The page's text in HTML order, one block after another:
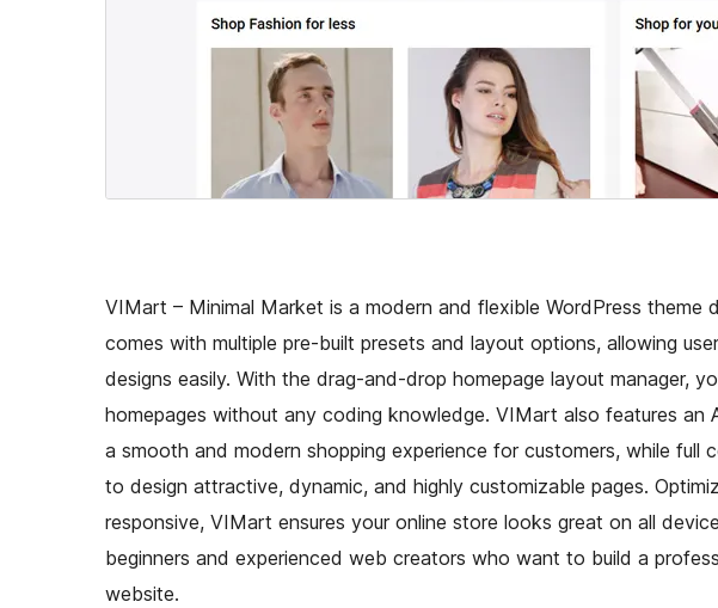
VIMart – Minimal Market is a modern and flexible WordPress theme
comes with multiple pre-built presets and layout options, allowing
designs easily. With the drag-and-drop homepage layout manager,
homepages without any coding knowledge. VIMart also features an
a smooth and modern shopping experience for customers, while full
to design attractive, dynamic, and highly customizable pages.
responsive, VIMart ensures your online store looks great on all
beginners and experienced web creators who want to build a
website.